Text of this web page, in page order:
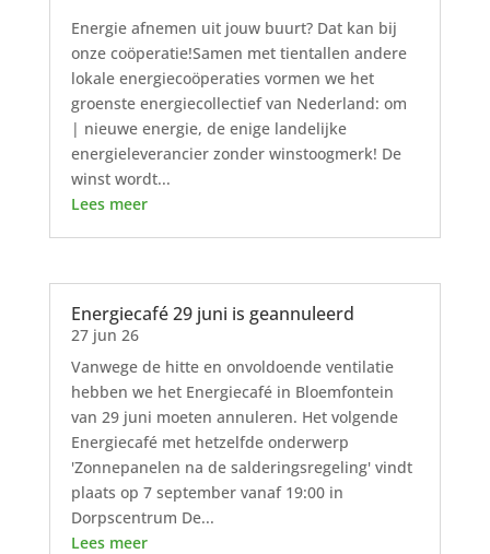
Energie afnemen uit jouw buurt? Dat kan bij
onze coöperatie!Samen met tientallen andere
lokale energiecoöperaties vormen we het
groenste energiecollectief van Nederland: om
| nieuwe energie, de enige landelijke
energieleverancier zonder winstoogmerk! De
winst wordt...
Lees meer
Energiecafé 29 juni is geannuleerd
27 jun 26
Vanwege de hitte en onvoldoende ventilatie
hebben we het Energiecafé in Bloemfontein
van 29 juni moeten annuleren. Het volgende
Energiecafé met hetzelfde onderwerp
'Zonnepanelen na de salderingsregeling' vindt
plaats op 7 september vanaf 19:00 in
Dorpscentrum De...
Lees meer